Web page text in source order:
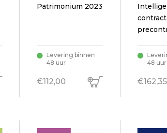
Patrimonium 2023
Levering binnen
48 uur
€112,00
basis
48 uur
€162,35